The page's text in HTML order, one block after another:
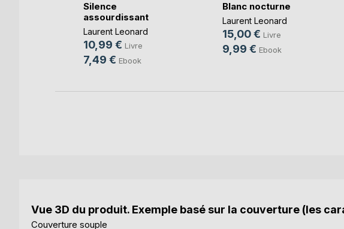
Silence
assourdissant
Laurent Leonard
10,99 € Livre
7,49 € Ebook
Blanc nocturne
Laurent Leonard
15,00 € Livre
9,99 € Ebook
Vue 3D du produit. Exemple basé sur la couverture (les
Couverture souple